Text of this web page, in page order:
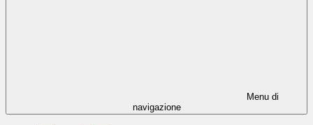
Menu di
navigazione